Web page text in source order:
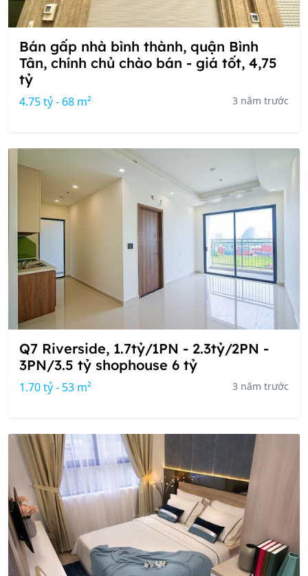
Bán gấp nhà bình thành, quận Bình
Tân, chính chủ chào bán - giá tốt, 4,75
tỷ
4.75 tỷ - 68 m² 3 năm trước
Q7 Riverside, 1.7tỷ/1PN - 2.3tỷ/2PN -
3PN/3.5 tỷ shophouse 6 tỷ
1.70 tỷ - 53 m² 3 năm trước